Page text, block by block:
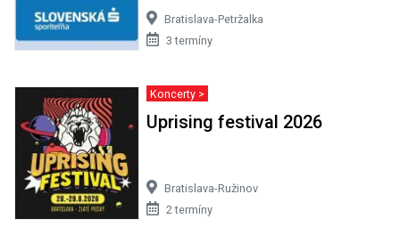
Bratislava-Petržalka
3 termíny
Koncerty >
Uprising festival 2026
Bratislava-Ružinov
2 termíny